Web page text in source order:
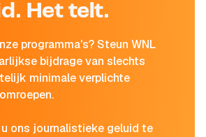
Het telt.
programma's? Steun WNL
bijdrage van slechts
minimale verplichte
ons journalistieke geluid te